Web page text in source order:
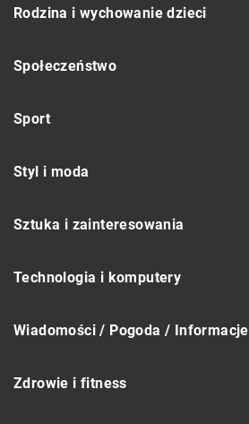
Rodzina i wychowanie dzieci
Społeczeństwo
Sport
Styl i moda
Sztuka i zainteresowania
Technologia i komputery
Wiadomości / Pogoda / Informacje
Zdrowie i fitness